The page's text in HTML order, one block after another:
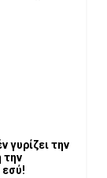
γυρίζει την
την
εσύ!